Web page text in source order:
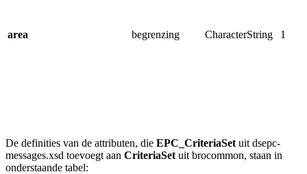
area begrenzing CharacterString 1
De definities van de attributen, die EPC_CriteriaSet uit dsepc-
messages.xsd toevoegt aan CriteriaSet uit brocommon, staan in
onderstaande tabel: